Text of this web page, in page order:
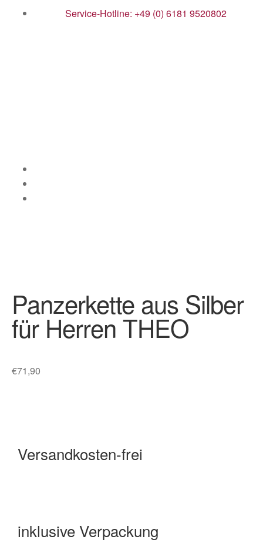
Service-Hotline: +49 (0) 6181 9520802
Panzerkette aus Silber
für Herren THEO
€71,90
Versandkosten-frei
inklusive Verpackung